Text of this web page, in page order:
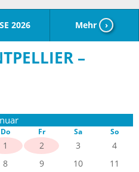
2026 Mehr ›
–
Do Fr Sa So
1 2 3
4
8 9 10
11